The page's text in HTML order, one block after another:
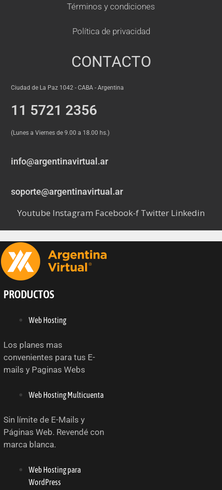
Términos y condiciones
Política de privacidad
CONTACTO
Ciudad de La Paz 1042 - CABA - Argentina
11 5721 2356
(Lunes a Viernes de 9.00 a 18.00 hs.)
info@argentinavirtual.ar
soporte@argentinavirtual.ar
Youtube Instagram Facebook-f Twitter Linkedin
PRODUCTOS
Web Hosting
Los planes mas
convenientes para tus E-
mails y Paginas Webs
Web Hosting Multicuenta
Sin límite de E-Mails y
Páginas Web. Revendé con
marca blanca.
Web Hosting para
WordPress